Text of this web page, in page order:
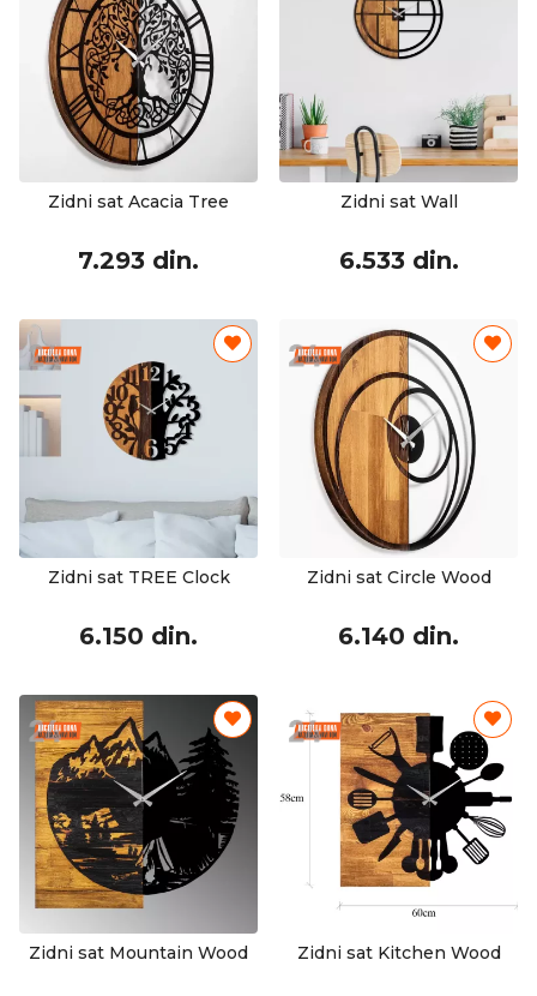
Zidni sat Acacia Tree
7.293 din.
Zidni sat Wall
6.533 din.
Zidni sat TREE Clock
6.150 din.
Zidni sat Circle Wood
6.140 din.
Zidni sat Mountain Wood Zidni sat Kitchen Wood